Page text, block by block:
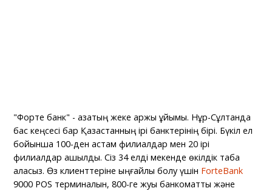
"Форте банк" - қазақтың жеке қаржы ұйымы. Нұр-Сұлтанда
бас кеңсесі бар Қазақстанның ірі банктерінің бірі. Бүкіл ел
бойынша 100-ден астам филиалдар мен 20 ірі
филиалдар ашылды. Сіз 34 елді мекенде өкілдік таба
аласыз. Өз клиенттеріне ыңғайлы болу үшін ForteBank
9000 POS терминалын, 800-ге жуық банкоматты және